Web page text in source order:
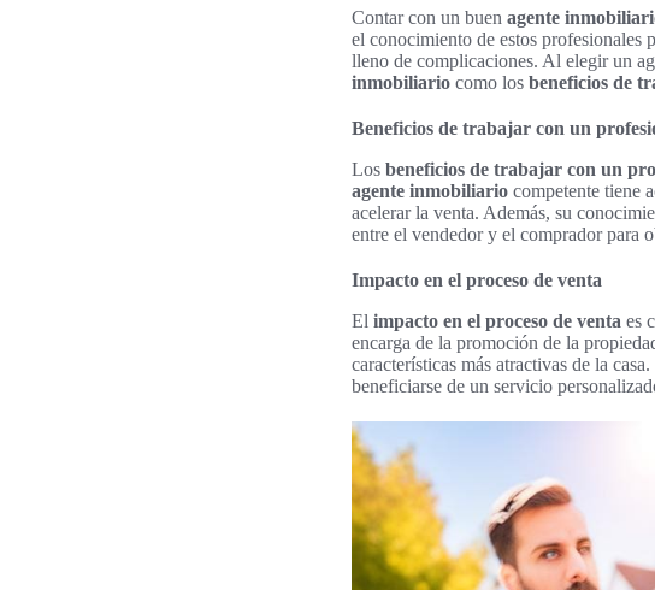
Contar con un buen agente
el conocimiento de estos profesionales
lleno de complicaciones. Al elegir un
inmobiliario como los beneficios de
Beneficios de trabajar con un
Los beneficios de trabajar con un
agente inmobiliario competente tiene
acelerar la venta. Además, su
entre el vendedor y el comprador para
Impacto en el proceso de venta
El impacto en el proceso de venta es
encarga de la promoción de la
características más atractivas de la
beneficiarse de un servicio